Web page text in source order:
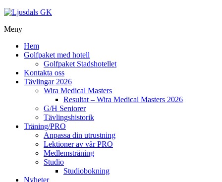
Meny
Hem
Golfpaket med hotell
Golfpaket Stadshotellet
Kontakta oss
Tävlingar 2026
Wira Medical Masters
Resultat – Wira Medical Masters 2026
G/H Seniorer
Tävlingshistorik
Träning/PRO
Anpassa din utrustning
Lektioner av vår PRO
Medlemsträning
Studio
Studiobokning
Nyheter